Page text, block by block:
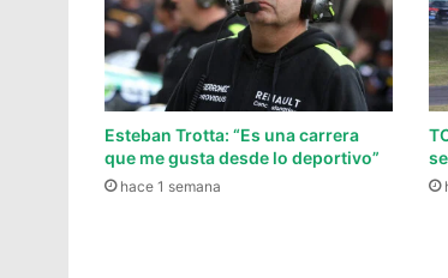
Esteban Trotta: “Es una carrera
que me gusta desde lo deportivo”
hace 1 semana